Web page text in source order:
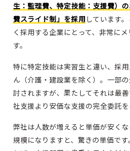
生：監理費、特定技能：支援費）
費スライド制」を採用しています
く採用する企業にとって、非常に
す。
特に特定技能は実習生と違い、採
ん（介護・建設業を除く）。一部
討されますが、果たしてそれは最
社支援より安価な支援の完全委託を
弊社は人数が増えると単価が安く
規模になりますと、驚きの単価で